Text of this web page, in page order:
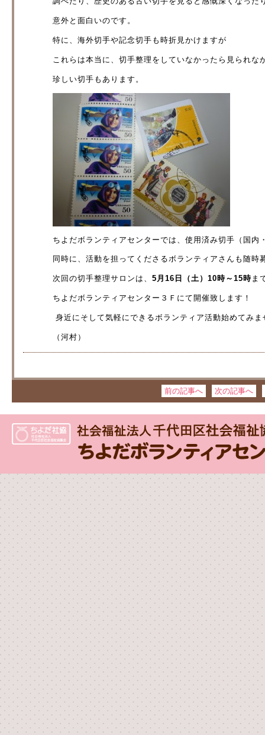
意外と面白いのです。
特に、海外切手や記念切手も時折見かけますが
これらは本当に、切手整理をしていなかったら見られな
珍しい切手もあります。
ちよだボランティアセンターでは、使用済み切手（国
同時に、活動を担ってくださるボランティアさんも随時
次回の切手整理サロンは、 5月16日（土）10時～15時ま
ちよだボランティアセンター３Ｆにて開催致します！
身近にそして気軽にできるボランティア活動始めてみま
（河村）
前の記事へ 次の記事へ